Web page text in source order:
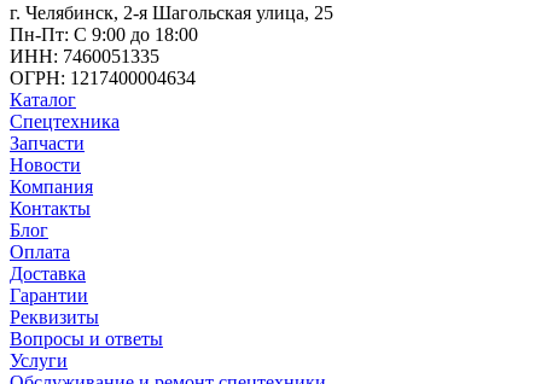
г. Челябинск, 2-я Шагольская улица, 25
Пн-Пт: С 9:00 до 18:00
ИНН: 7460051335
ОГРН: 1217400004634
Каталог
Спецтехника
Запчасти
Новости
Компания
Контакты
Блог
Оплата
Доставка
Гарантии
Реквизиты
Вопросы и ответы
Услуги